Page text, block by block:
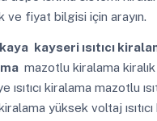
ve fiyat bilgisi için arayın.
kayseri ısıtıcı
mazotlu kiralama kiralık
ısıtıcı kiralama mazotlu
kiralama yüksek voltaj